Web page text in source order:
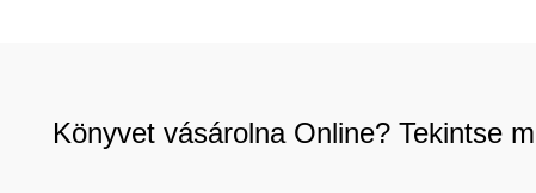
Könyvet vásárolna Online? Tekintse